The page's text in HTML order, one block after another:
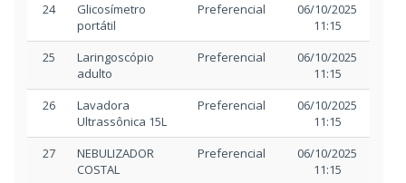
24
Glicosímetro
portátil
Preferencial
06/10/2025
11:15
25
Laringoscópio
adulto
Preferencial
06/10/2025
11:15
26
Lavadora
Ultrassônica 15L
Preferencial
06/10/2025
11:15
27
NEBULIZADOR
COSTAL
Preferencial
06/10/2025
11:15